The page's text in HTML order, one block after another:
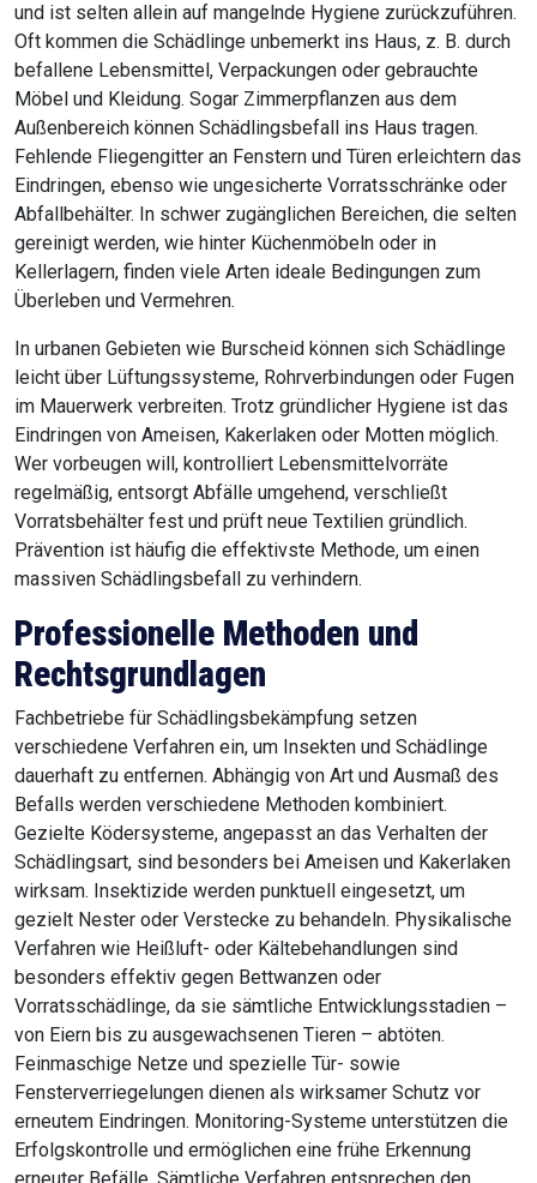
und ist selten allein auf mangelnde Hygiene zurückzuführen.
Oft kommen die Schädlinge unbemerkt ins Haus, z. B. durch
befallene Lebensmittel, Verpackungen oder gebrauchte
Möbel und Kleidung. Sogar Zimmerpflanzen aus dem
Außenbereich können Schädlingsbefall ins Haus tragen.
Fehlende Fliegengitter an Fenstern und Türen erleichtern das
Eindringen, ebenso wie ungesicherte Vorratsschränke oder
Abfallbehälter. In schwer zugänglichen Bereichen, die selten
gereinigt werden, wie hinter Küchenmöbeln oder in
Kellerlagern, finden viele Arten ideale Bedingungen zum
Überleben und Vermehren.
In urbanen Gebieten wie Burscheid können sich Schädlinge
leicht über Lüftungssysteme, Rohrverbindungen oder Fugen
im Mauerwerk verbreiten. Trotz gründlicher Hygiene ist das
Eindringen von Ameisen, Kakerlaken oder Motten möglich.
Wer vorbeugen will, kontrolliert Lebensmittelvorräte
regelmäßig, entsorgt Abfälle umgehend, verschließt
Vorratsbehälter fest und prüft neue Textilien gründlich.
Prävention ist häufig die effektivste Methode, um einen
massiven Schädlingsbefall zu verhindern.
Professionelle Methoden und
Rechtsgrundlagen
Fachbetriebe für Schädlingsbekämpfung setzen
verschiedene Verfahren ein, um Insekten und Schädlinge
dauerhaft zu entfernen. Abhängig von Art und Ausmaß des
Befalls werden verschiedene Methoden kombiniert.
Gezielte Ködersysteme, angepasst an das Verhalten der
Schädlingsart, sind besonders bei Ameisen und Kakerlaken
wirksam. Insektizide werden punktuell eingesetzt, um
gezielt Nester oder Verstecke zu behandeln. Physikalische
Verfahren wie Heißluft- oder Kältebehandlungen sind
besonders effektiv gegen Bettwanzen oder
Vorratsschädlinge, da sie sämtliche Entwicklungsstadien –
von Eiern bis zu ausgewachsenen Tieren – abtöten.
Feinmaschige Netze und spezielle Tür- sowie
Fensterverriegelungen dienen als wirksamer Schutz vor
erneutem Eindringen. Monitoring-Systeme unterstützen die
Erfolgskontrolle und ermöglichen eine frühe Erkennung